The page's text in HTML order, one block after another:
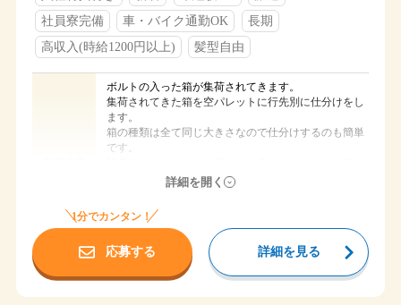
社員寮完備
車・バイク通勤OK
長期
高収入(時給1200円以上)
髪型自由
ボルトの入った箱が集荷されてきます。
集荷されてきた箱を空パレットに行先別に仕分けをし
ます。
箱の種類は全て同じ大きさなので仕分けするのも簡単
です。
らうだけです。
出来上がったパレットはリフトで出荷場に移動してく
れるので空いた場所へ空パレットを用意して同じ作業
勤務地 愛知県丹羽郡大口町
詳細を開く
1分でカンタン！
応募する 詳細を見る